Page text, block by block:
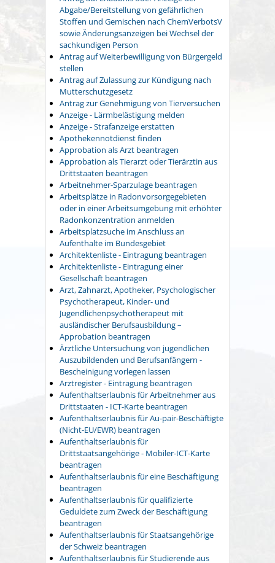
Abgabe/Bereitstellung von gefährlichen
Stoffen und Gemischen nach ChemVerbotsV
sowie Änderungsanzeigen bei Wechsel der
sachkundigen Person
Antrag auf Weiterbewilligung von Bürgergeld
stellen
Antrag auf Zulassung zur Kündigung nach
Mutterschutzgesetz
Antrag zur Genehmigung von Tierversuchen
Anzeige - Lärmbelästigung melden
Anzeige - Strafanzeige erstatten
Apothekennotdienst finden
Approbation als Arzt beantragen
Approbation als Tierarzt oder Tierärztin aus
Drittstaaten beantragen
Arbeitnehmer-Sparzulage beantragen
Arbeitsplätze in Radonvorsorgegebieten
oder in einer Arbeitsumgebung mit erhöhter
Radonkonzentration anmelden
Arbeitsplatzsuche im Anschluss an
Aufenthalte im Bundesgebiet
Architektenliste - Eintragung beantragen
Architektenliste - Eintragung einer
Gesellschaft beantragen
Arzt, Zahnarzt, Apotheker, Psychologischer
Psychotherapeut, Kinder- und
Jugendlichenpsychotherapeut mit
ausländischer Berufsausbildung –
Approbation beantragen
Ärztliche Untersuchung von jugendlichen
Auszubildenden und Berufsanfängern -
Bescheinigung vorlegen lassen
Arztregister - Eintragung beantragen
Aufenthaltserlaubnis für Arbeitnehmer aus
Drittstaaten - ICT-Karte beantragen
Aufenthaltserlaubnis für Au-pair-Beschäftigte
(Nicht-EU/EWR) beantragen
Aufenthaltserlaubnis für
Drittstaatsangehörige - Mobiler-ICT-Karte
beantragen
Aufenthaltserlaubnis für eine Beschäftigung
beantragen
Aufenthaltserlaubnis für qualifizierte
Geduldete zum Zweck der Beschäftigung
beantragen
Aufenthaltserlaubnis für Staatsangehörige
der Schweiz beantragen
Aufenthaltserlaubnis für Studierende aus